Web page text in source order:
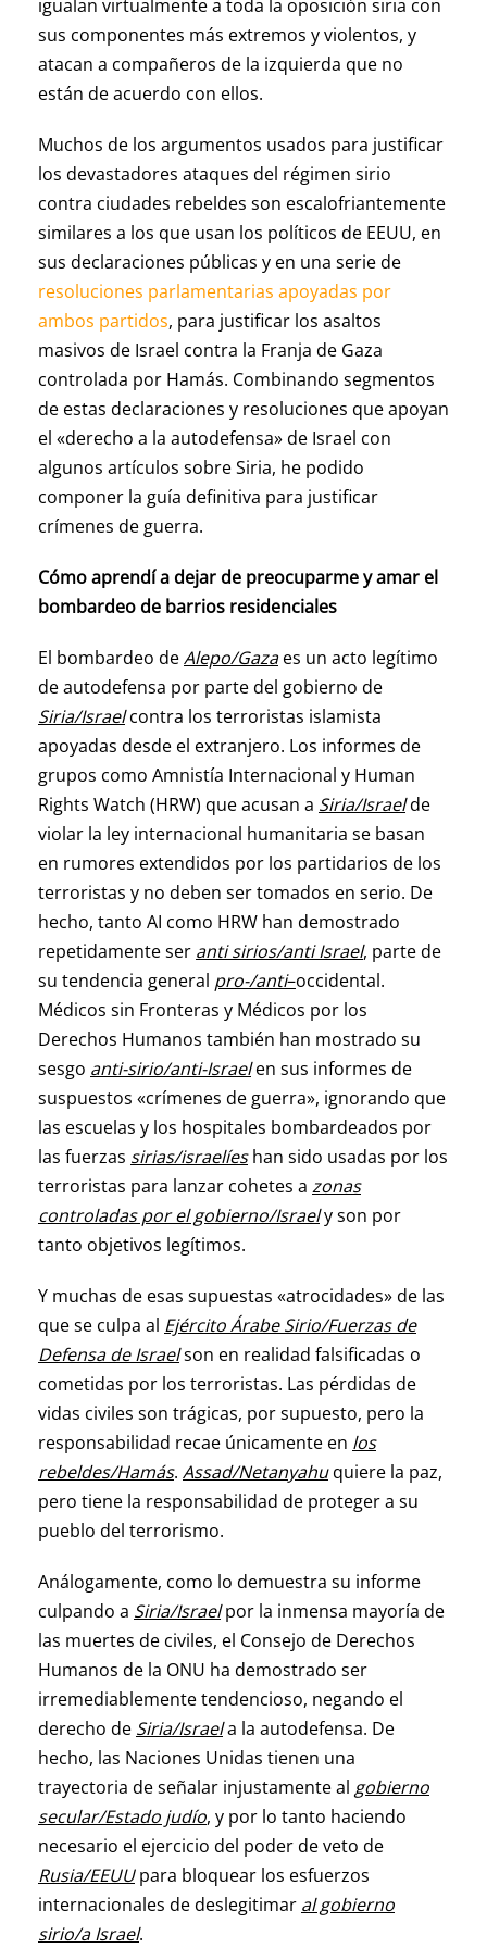
igualan virtualmente a toda la oposición siria con
sus componentes más extremos y violentos, y
atacan a compañeros de la izquierda que no
están de acuerdo con ellos.
Muchos de los argumentos usados para justificar
los devastadores ataques del régimen sirio
contra ciudades rebeldes son escalofriantemente
similares a los que usan los políticos de EEUU, en
sus declaraciones públicas y en una serie de
resoluciones parlamentarias apoyadas por
ambos partidos, para justificar los asaltos
masivos de Israel contra la Franja de Gaza
controlada por Hamás. Combinando segmentos
de estas declaraciones y resoluciones que apoyan
el «derecho a la autodefensa» de Israel con
algunos artículos sobre Siria, he podido
componer la guía definitiva para justificar
crímenes de guerra.
Cómo aprendí a dejar de preocuparme y amar el
bombardeo de barrios residenciales
El bombardeo deAlepo/Gazaes un acto legítimo
de autodefensa por parte del gobierno de
Siria/Israelcontra los terroristas islamista
apoyadas desde el extranjero. Los informes de
grupos como Amnistía Internacional y Human
Rights Watch (HRW) que acusan a Siria/Israelde
violar la ley internacional humanitaria se basan
en rumores extendidos por los partidarios de los
terroristas y no deben ser tomados en serio. De
hecho, tanto AI como HRW han demostrado
repetidamente ser anti sirios/anti Israel, parte de
su tendencia general pro-/anti–occidental.
Médicos sin Fronteras y Médicos por los
Derechos Humanos también han mostrado su
sesgo anti-sirio/anti-Israelen sus informes de
suspuestos «crímenes de guerra», ignorando que
las escuelas y los hospitales bombardeados por
las fuerzas sirias/israelíeshan sido usadas por los
terroristas para lanzar cohetes a zonas
controladas por el gobierno/Israely son por
tanto objetivos legítimos.
Y muchas de esas supuestas «atrocidades» de las
que se culpa al Ejército Árabe Sirio/Fuerzas de
Defensa de Israelson en realidad falsificadas o
cometidas por los terroristas. Las pérdidas de
vidas civiles son trágicas, por supuesto, pero la
responsabilidad recae únicamente en los
rebeldes/Hamás. Assad/Netanyahuquiere la paz,
pero tiene la responsabilidad de proteger a su
pueblo del terrorismo.
Análogamente, como lo demuestra su informe
culpando a Siria/Israelpor la inmensa mayoría de
las muertes de civiles, el Consejo de Derechos
Humanos de la ONU ha demostrado ser
irremediablemente tendencioso, negando el
derecho de Siria/Israela la autodefensa. De
hecho, las Naciones Unidas tienen una
trayectoria de señalar injustamente al gobierno
secular/Estado judío, y por lo tanto haciendo
necesario el ejercicio del poder de veto de
Rusia/EEUUpara bloquear los esfuerzos
internacionales de deslegitimar al gobierno
sirio/a Israel.